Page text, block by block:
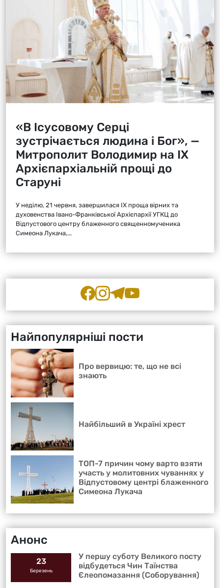
«В Ісусовому Серці
зустрічається людина і Бог», —
Митрополит Володимир на ІХ
Архієпархіальній прощі до
Старуні
У неділю, 21 червня, завершилася ІХ проща вірних та
духовенства Івано-Франківської Архієпархії УГКЦ до
Відпустового центру блаженного священномученика
Симеона Лукача,...
Найпопулярніші пости
Про вервицю: те, що не всі
знають
Найбільший в Україні хрест
ТОП-7 причин чому варто взяти
участь у молитовних чуваннях у
Відпустовому центрі блаженного
Симеона Лукача
Анонс
23
Березень
У першу суботу Великого посту
відбудеться Чин Таїнства
Єлеопомазання (Соборування)